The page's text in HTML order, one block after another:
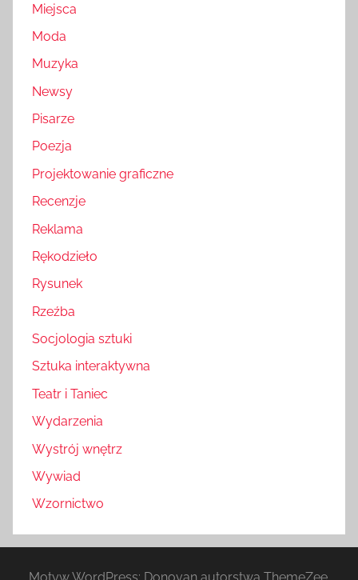
Miejsca
Moda
Muzyka
Newsy
Pisarze
Poezja
Projektowanie graficzne
Recenzje
Reklama
Rękodzieło
Rysunek
Rzeźba
Socjologia sztuki
Sztuka interaktywna
Teatr i Taniec
Wydarzenia
Wystrój wnętrz
Wywiad
Wzornictwo